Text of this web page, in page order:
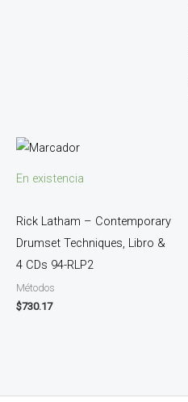
En existencia
Rick Latham – Contemporary
Drumset Techniques, Libro &
4 CDs 94-RLP2
Métodos
$730.17